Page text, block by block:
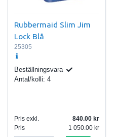
Rubbermaid Slim Jim
Lock Blå
25305
Beställningsvara
Antal/kolli: 4
Pris exkl.
840.00
Pris
1 050.00